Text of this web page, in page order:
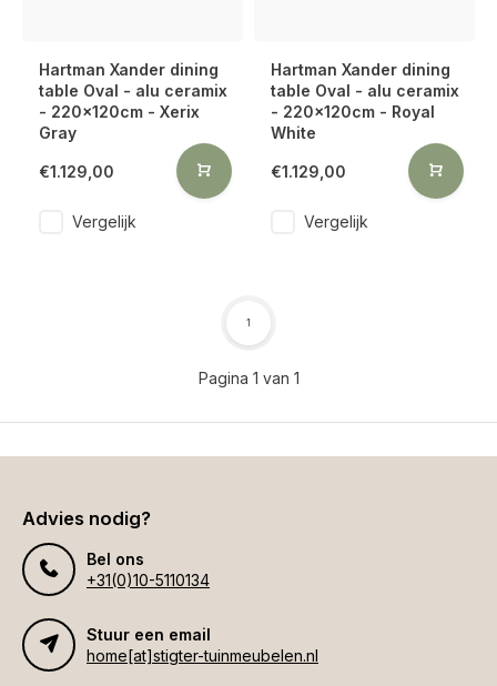
Hartman Xander dining
table Oval - alu ceramix
- 220x120cm - Xerix
Gray
€1.129,00
Vergelijk
Hartman Xander dining
table Oval - alu ceramix
- 220x120cm - Royal
White
€1.129,00
Vergelijk
Pagina 1 van 1
1
Advies nodig?
Bel ons
+31(0)10-5110134
Stuur een email
home[at]stigter-tuinmeubelen.nl